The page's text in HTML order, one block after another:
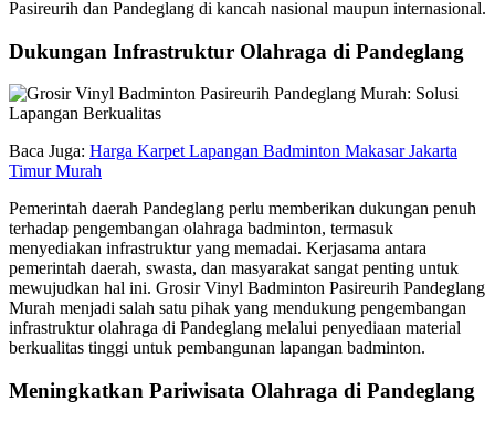
Pasireurih dan Pandeglang di kancah nasional maupun internasional.
Dukungan Infrastruktur Olahraga di Pandeglang
Baca Juga: Harga Karpet Lapangan Badminton Makasar Jakarta
Timur Murah
Pemerintah daerah Pandeglang perlu memberikan dukungan penuh
terhadap pengembangan olahraga badminton, termasuk
menyediakan infrastruktur yang memadai. Kerjasama antara
pemerintah daerah, swasta, dan masyarakat sangat penting untuk
mewujudkan hal ini. Grosir Vinyl Badminton Pasireurih Pandeglang
Murah menjadi salah satu pihak yang mendukung pengembangan
infrastruktur olahraga di Pandeglang melalui penyediaan material
berkualitas tinggi untuk pembangunan lapangan badminton.
Meningkatkan Pariwisata Olahraga di Pandeglang